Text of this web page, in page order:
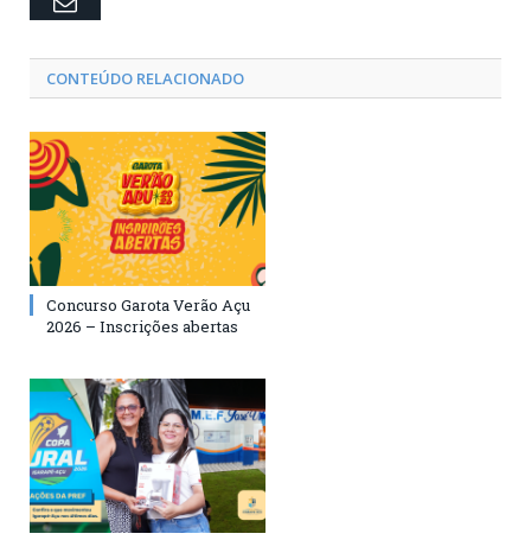
CONTEÚDO RELACIONADO
Concurso Garota Verão Açu
2026 – Inscrições abertas